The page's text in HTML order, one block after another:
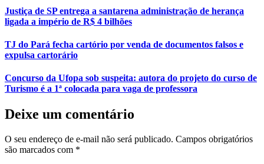
Justiça de SP entrega a santarena administração de herança
ligada a império de R$ 4 bilhões
TJ do Pará fecha cartório por venda de documentos falsos e
expulsa cartorário
Concurso da Ufopa sob suspeita: autora do projeto do curso de
Turismo é a 1ª colocada para vaga de professora
Deixe um comentário
O seu endereço de e-mail não será publicado. Campos obrigatórios
são marcados com *